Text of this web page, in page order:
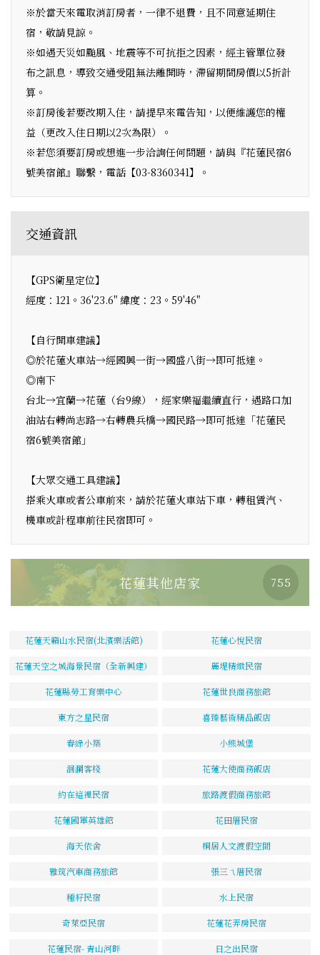
※於當天來電取消訂房者，一律不退費，且不同意延期住
宿，敬請見諒。
※如遇天災如颱風、地震等不可抗拒之因素，經主管單位發
布之訊息，導致交通受阻無法離開時，滯留期間房價以5折計
算。
※訂房後若要改期入住，請提早來電告知，以便維護您的權
益（更改入住日期以2次為限）。
※若您須要訂房或想進一步洽詢任何問題，請與『花蓮民宿6
號美宿館』聯繫，電話【03-8360341】。
交通資訊
【GPS衛星定位】
經度：121。36'23.6" 緯度：23。59'46"
【自行開車建議】
◎於花蓮火車站→經國興一街→國盛八街→即可抵達。
◎南下
台北→宜蘭→花蓮（台9線），經家樂福繼續直行，遇路口加
油站右轉尚志路→右轉農兵橋→國民路→即可抵達「花蓮民
宿6號美宿館」
【大眾交通工具建議】
搭乘火車或者公車前來，請於花蓮火車站下車，轉租賃汽、
機車或計程車前往民宿即可。
花蓮其他店家 755
花蓮天籟山水民宿(北濱樂活館) 花蓮心悅民宿
花蓮天空之城海景民宿（全新興建） 麗堤精緻民宿
花蓮縣勞工育樂中心 花蓮世良商務旅館
東方之星民宿 喜臻藝術精品飯店
春綠小築 小熊城堡
洄瀾客棧 花蓮大使商務飯店
約在這裡民宿 旅路渡假商務旅館
花蓮國軍英雄館 花田厝民宿
海天依舍 桐居人文渡假空間
雅筑汽車商務旅館 張三ㄟ厝民宿
種籽民宿 水上民宿
奇萊亞民宿 花蓮花弄房民宿
花蓮民宿- 青山河畔 日之出民宿